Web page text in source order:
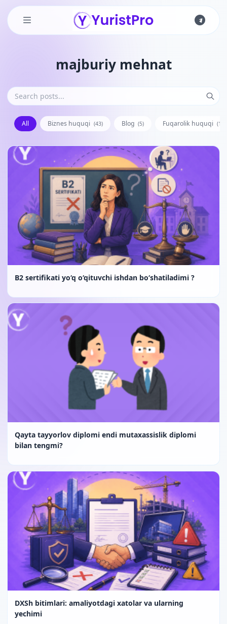
majburiy mehnat
All Biznes huquqi (43) Blog (5) Fuqarolik huquqi
B2 sertifikati yo‘q o‘qituvchi ishdan bo‘shatiladimi ?
Qayta tayyorlov diplomi endi mutaxassislik diplomi
bilan tengmi?
DXSh bitimlari: amaliyotdagi xatolar va ularning
yechimi